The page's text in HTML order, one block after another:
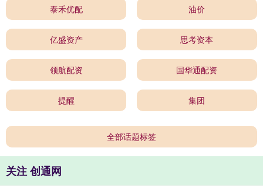
泰禾优配 油价
亿盛资产 思考资本
领航配资 国华通配资
提醒 集团
全部话题标签
关注 创通网